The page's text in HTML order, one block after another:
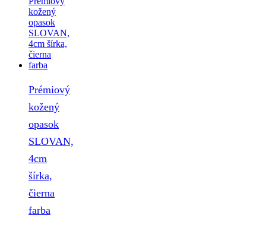
Prémiový
kožený
opasok
SLOVAN,
4cm
šírka,
čierna
farba